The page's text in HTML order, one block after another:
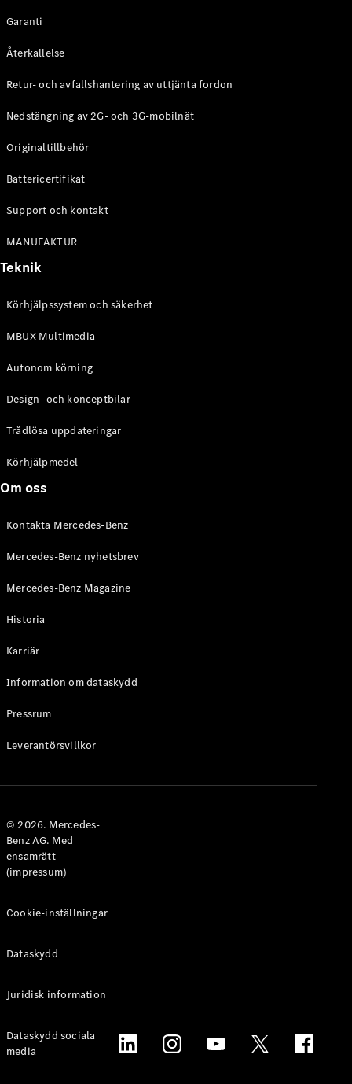
Garanti
Återkallelse
Retur- och avfallshantering av uttjänta fordon
Nedstängning av 2G- och 3G-mobilnät
Originaltillbehör
Battericertifikat
Support och kontakt
MANUFAKTUR
Teknik
Körhjälpssystem och säkerhet
MBUX Multimedia
Autonom körning
Design- och konceptbilar
Trådlösa uppdateringar
Körhjälpmedel
Om oss
Kontakta Mercedes-Benz
Mercedes-Benz nyhetsbrev
Mercedes-Benz Magazine
Historia
Karriär
Information om dataskydd
Pressrum
Leverantörsvillkor
© 2026. Mercedes-
Benz AG. Med
ensamrätt
(impressum)
Cookie-inställningar
Dataskydd
Juridisk information
Dataskydd sociala
media